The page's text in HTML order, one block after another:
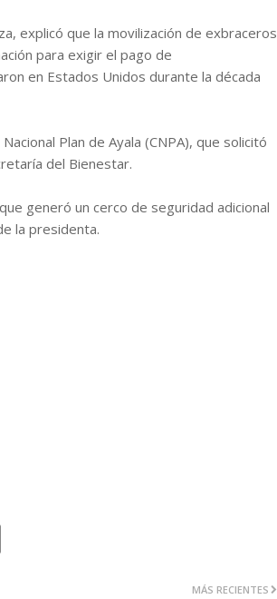
explicó que la movilización de exbraceros
para exigir el pago de
en Estados Unidos durante la década
Plan de Ayala (CNPA), que solicitó
del Bienestar.
generó un cerco de seguridad adicional
la presidenta.
MÁS RECIENTES